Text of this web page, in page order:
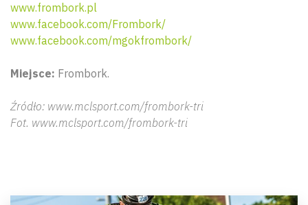
www.frombork.pl
www.facebook.com/Frombork/
www.facebook.com/mgokfrombork/
Miejsce: Frombork.
Źródło: www.mclsport.com/frombork-tri
Fot. www.mclsport.com/frombork-tri